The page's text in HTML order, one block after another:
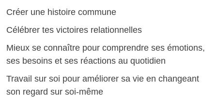
Créer une histoire commune
Célébrer tes victoires relationnelles
Mieux se connaître pour comprendre ses émotions,
ses besoins et ses réactions au quotidien
Travail sur soi pour améliorer sa vie en changeant
son regard sur soi-même